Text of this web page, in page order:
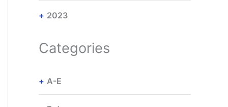
2023
Categories
A-E